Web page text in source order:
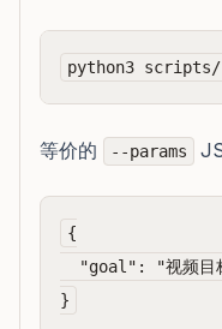
等价的 --params
{
"goal": "视频目